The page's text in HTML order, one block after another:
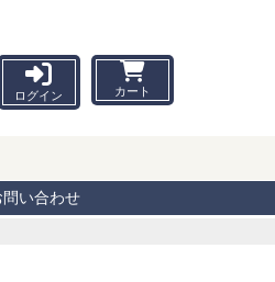
ログイン カート
問い合わせ